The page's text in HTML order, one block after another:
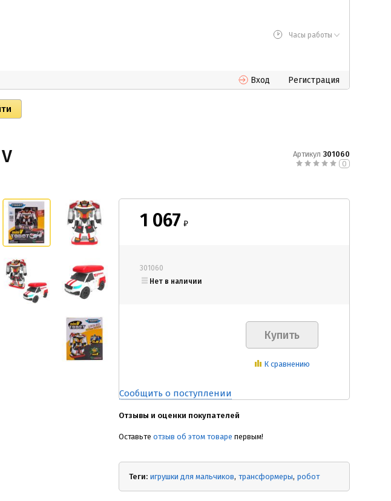
Часы работы
Вход Регистрация
Артикул 301060
0
1 067 ₽
301060
Нет в наличии
К сравнению
Сообщить о поступлении
Отзывы и оценки покупателей
Оставьте отзыв об этом товаре первым!
Теги: игрушки для мальчиков трансформеры робот